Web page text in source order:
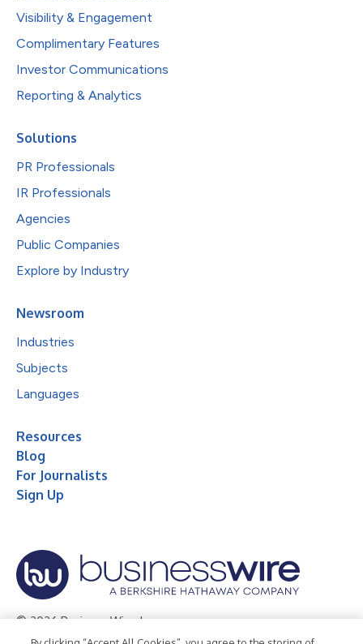
Visibility & Engagement
Complimentary Features
Investor Communications
Reporting & Analytics
Solutions
PR Professionals
IR Professionals
Agencies
Public Companies
Explore by Industry
Newsroom
Industries
Subjects
Languages
Resources
Blog
For Journalists
Sign Up
© 2026 Business Wire, Inc.